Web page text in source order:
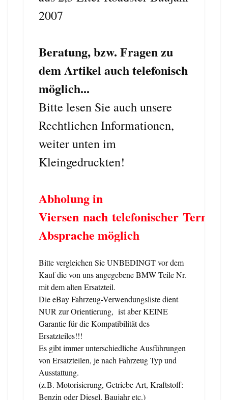
2007
Beratung, bzw. Fragen zu
dem Artikel auch telefonisch
möglich...
Bitte lesen Sie auch unsere
Rechtlichen Informationen,
weiter unten im
Kleingedruckten!
Abholung in
Viersen nach telefonischer Termin
Absprache möglich
Bitte vergleichen Sie UNBEDINGT vor dem
Kauf die von uns angegebene BMW Teile Nr.
mit dem alten Ersatzteil.
Die eBay Fahrzeug-Verwendungsliste dient
NUR zur Orientierung, ist aber KEINE
Garantie für die Kompatibilität des
Ersatzteiles!!!
Es gibt immer unterschiedliche Ausführungen
von Ersatzteilen, je nach Fahrzeug Typ und
Ausstattung.
(z.B. Motorisierung, Getriebe Art, Kraftstoff:
Benzin oder Diesel, Baujahr etc.)